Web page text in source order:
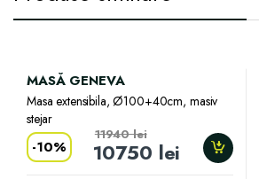
MASĂ GENEVA
Masa extensibila, Ø100+40cm, masiv
stejar
-10% 10750 lei
11940lei